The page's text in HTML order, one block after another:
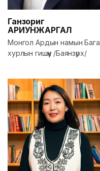
Ганзориг
АРИУНЖАРГАЛ
Монгол Ардын намын Бага
хурлын гишүүн /Баянзүрх/